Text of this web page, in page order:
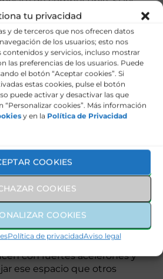
tu privacidad
y de terceros que nos ofrecen datos
de los usuarios; esto nos
contenidos y servicios, incluso mostrar
las preferencias de los usuarios. Puede
el botón “Aceptar cookies”. Si
estas cookies, pulse el botón
puede activar y desactivar las que
“Personalizar cookies”. Más información
y en la Política de Privacidad
COOKIES
COOKIES
COOKIES
Política de privacidadAviso legal
calidad, también es más
precedente se
la conducción debe ser
mantenida, y si no quieres
no pretendas ir siempre a
delante cuando se forme una
apuran en paralelo a esta cola
que se forman para colarse
su turno como los demás,
seguridad vial. Estas
mucha tensión entre
los que para evitar que
con fuertes acelerones y
ese espacio que otros